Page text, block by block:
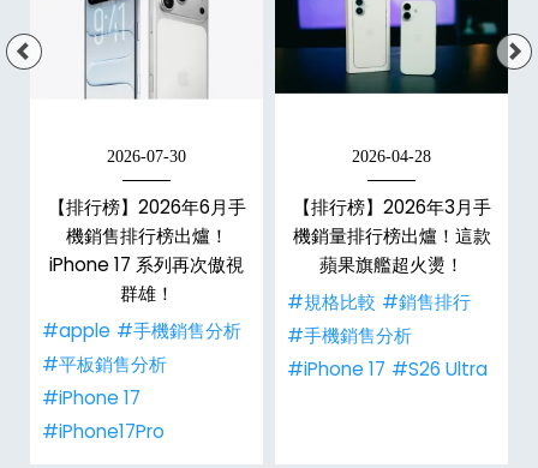
2026-07-30
【排行榜】2026年6月手
機銷售排行榜出爐！
iPhone 17 系列再次傲視
群雄！
#apple #手機銷售分析
#平板銷售分析
#iPhone 17
#iPhone17Pro
2026-04-28
【排行榜】2026年3月手
機銷量排行榜出爐！這款
蘋果旗艦超火燙！
#規格比較 #銷售排行
#手機銷售分析
#iPhone 17 #S26 Ultra